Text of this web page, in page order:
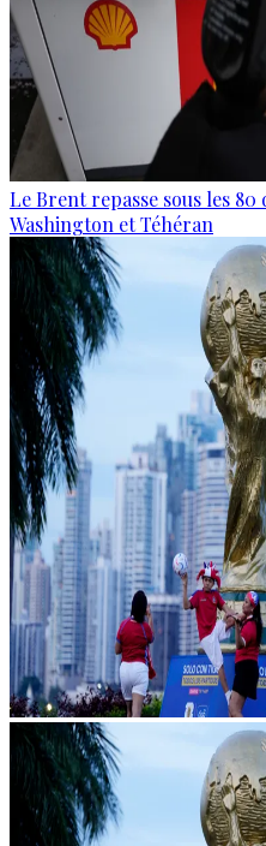
Le Brent repasse sous les
Washington et Téhéran